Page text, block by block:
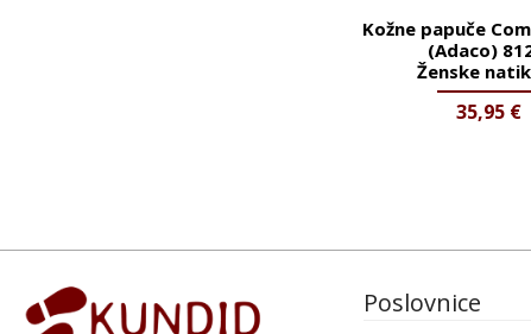
Kožne papuče
(Adaco)
Ženske
35,95 €
Poslovnice